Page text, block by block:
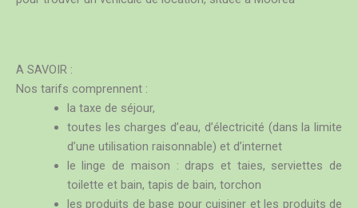
A SAVOIR :
Nos tarifs comprennent :
la taxe de séjour,
toutes les charges d’eau, d’électricité (dans la limite
d’une utilisation raisonnable) et d’internet
le linge de maison : draps et taies, serviettes de
toilette et bain, tapis de bain, torchon
les produits de base pour cuisiner et les produits de